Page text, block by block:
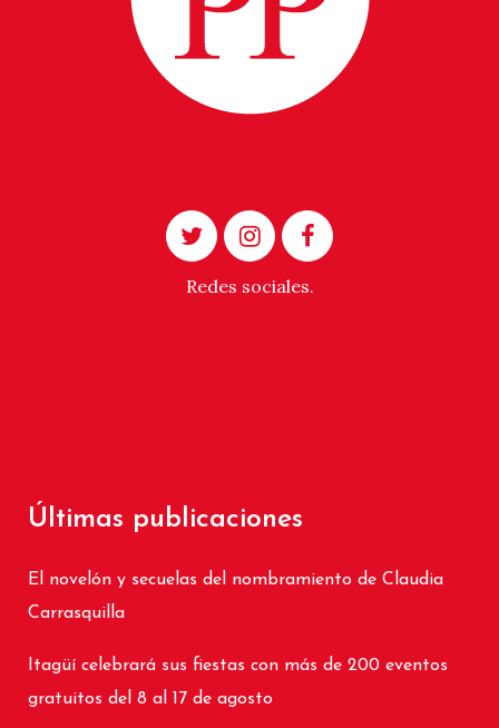
Redes sociales.
Últimas publicaciones
El novelón y secuelas del nombramiento de Claudia
Carrasquilla
Itagüí celebrará sus fiestas con más de 200 eventos
gratuitos del 8 al 17 de agosto